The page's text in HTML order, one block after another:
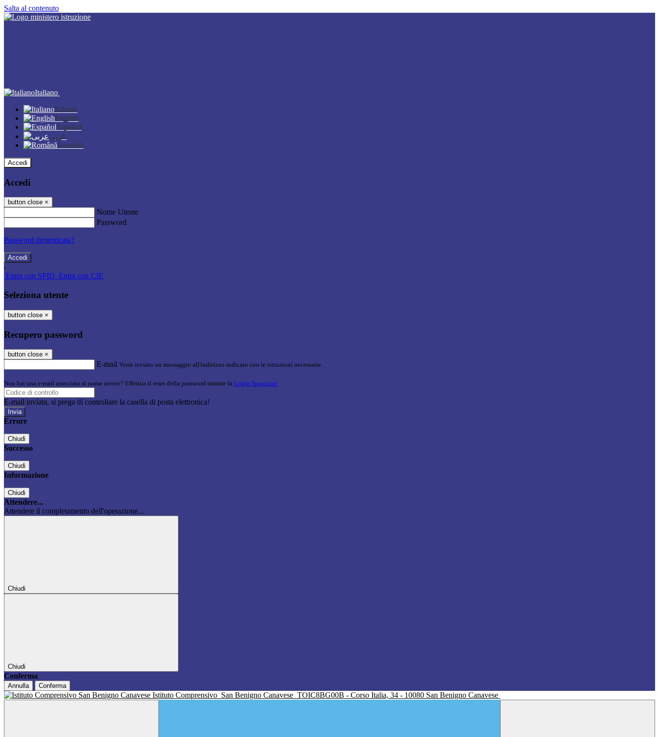
Salta al contenuto
Italiano
Italiano
English
Español
عربى
Română
Accedi
Accedi
button close ×
Nome Utente
Password
Password dimenticata?
-
Entra con SPID Entra con CIE
Seleziona utente
button close ×
Recupero password
button close ×
E-mail Verrà inviato un messaggio all'indirizzo indicato con le istruzioni necessarie.
Non hai una e-mail associata al nome utente? Effettua il reset della password tramite la Login Spaggiari
E-mail inviata, si prega di controllare la casella di posta elettronica!
Errore
Chiudi
Successo
Chiudi
Informazione
Chiudi
Attendere...
Attendere il completamento dell'operazione...
Chiudi
Chiudi
Conferma
Annulla Conferma
Istituto Comprensivo San Benigno Canavese TOIC8BG00B - Corso Italia, 34 - 10080 San Benigno Canavese